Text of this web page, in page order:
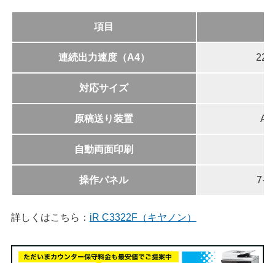
項目
連続出力速度（A4） 22
対応サイズ
原稿送り装置
自動両面印刷
操作パネル 7イ
詳しくはこちら： iR C3322F（キヤノン）